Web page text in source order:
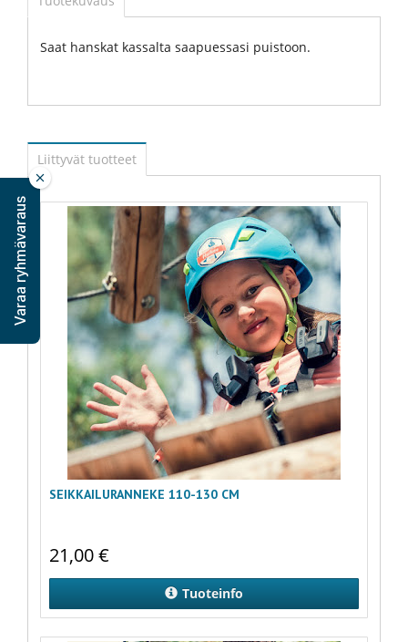
Varaa ryhmävaraus
Saat hanskat kassalta saapuessasi puistoon.
Liittyvät tuotteet
SEIKKAILURANNEKE 110-130 CM
21,00€
Tuoteinfo